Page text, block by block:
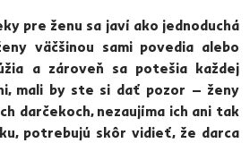
pre ženu sa javí ako jednoduchá
väčšinou sami povedia alebo
a zároveň sa potešia každej
mali by ste si dať pozor – ženy
darčekoch, nezaujíma ich ani tak
potrebujú skôr vidieť, že darca